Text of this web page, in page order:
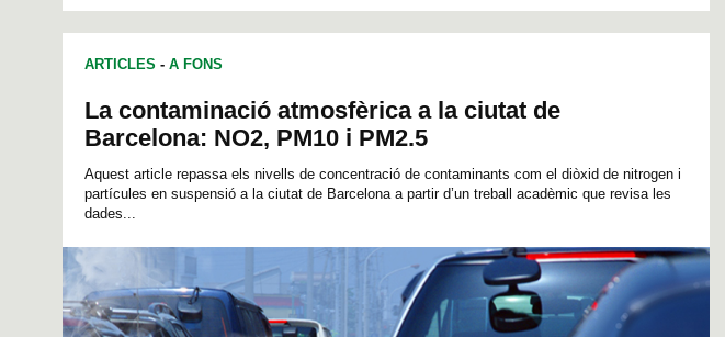
ARTICLES - A FONS
La contaminació atmosfèrica a la ciutat de
Barcelona: NO2, PM10 i PM2.5
Aquest article repassa els nivells de concentració de contaminants com el diòxid de nitrogen i
partícules en suspensió a la ciutat de Barcelona a partir d’un treball acadèmic que revisa les
dades...